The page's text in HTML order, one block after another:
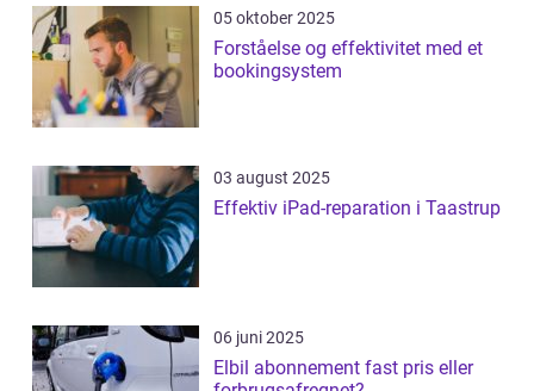
05 oktober 2025
Forståelse og effektivitet med et
bookingsystem
03 august 2025
Effektiv iPad-reparation i Taastrup
06 juni 2025
Elbil abonnement fast pris eller